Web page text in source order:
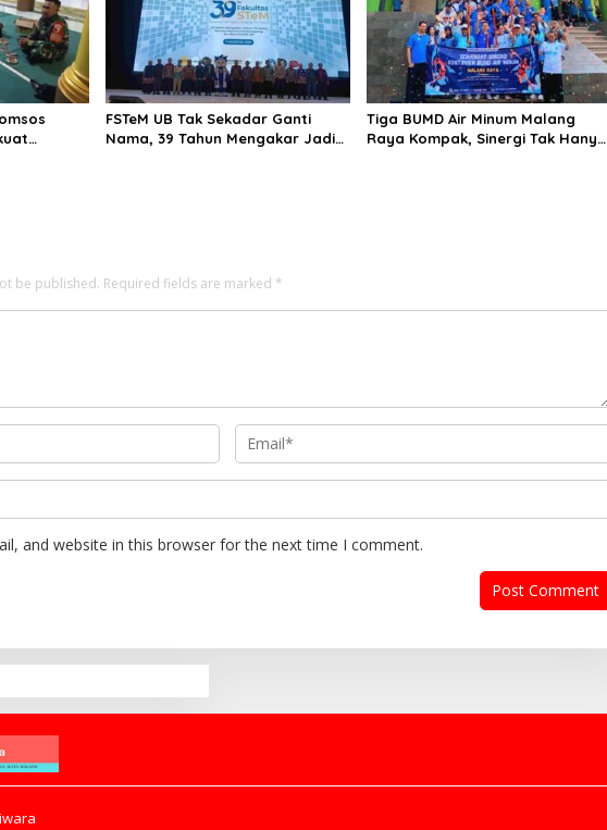
FSTeM UB Tak Sekadar Ganti
Nama, 39 Tahun Mengakar Jadi
Tiga BUMD Air Minum Malang
Raya Kompak, Sinergi Tak Hanya
be published. Required fields are marked *
and website in this browser for the next time I comment.